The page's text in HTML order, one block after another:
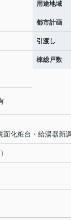
用途地域
都市計画
引渡し
棟総戸数
化粧台・給湯器新